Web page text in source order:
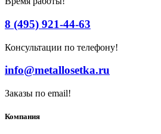
8 (495) 921-44-63
Консультации по телефону!
info@metallosetka.ru
Заказы по email!
Компания